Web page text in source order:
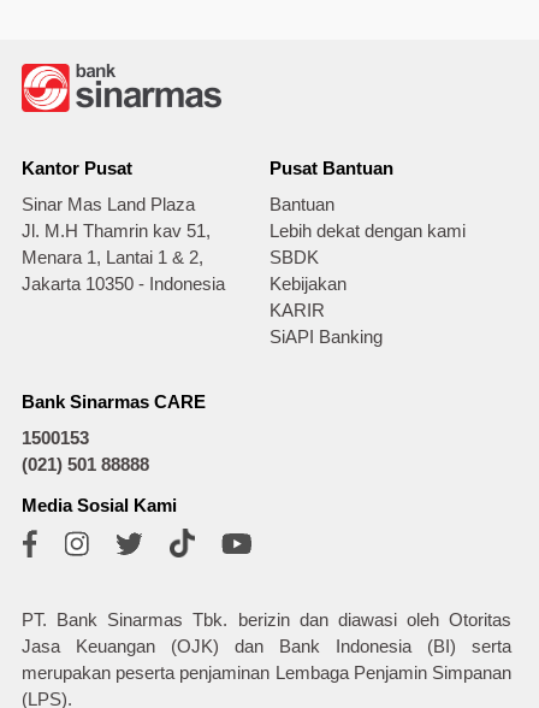
Kantor Pusat
Sinar Mas Land Plaza
Jl. M.H Thamrin kav 51,
Menara 1, Lantai 1 & 2,
Jakarta 10350 - Indonesia
Pusat Bantuan
Bantuan
Lebih dekat dengan kami
SBDK
Kebijakan
KARIR
SiAPI Banking
Bank Sinarmas CARE
1500153
(021) 501 88888
Media Sosial Kami
PT. Bank Sinarmas Tbk. berizin dan diawasi oleh Otoritas
Jasa Keuangan (OJK) dan Bank Indonesia (BI) serta
merupakan peserta penjaminan Lembaga Penjamin Simpanan
(LPS).